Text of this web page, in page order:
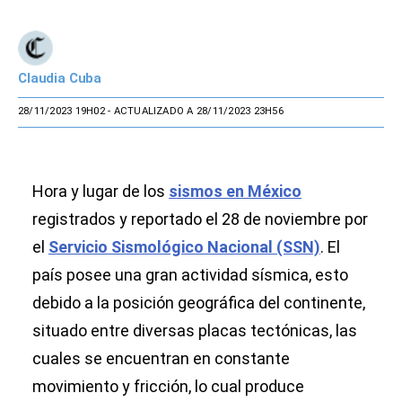
Claudia Cuba
28/11/2023 19H02- ACTUALIZADO A 28/11/2023 23H56
Hora y lugar de los sismos en México
registrados y reportado el 28 de noviembre por
el Servicio Sismológico Nacional (SSN). El
país posee una gran actividad sísmica, esto
debido a la posición geográfica del continente,
situado entre diversas placas tectónicas, las
cuales se encuentran en constante
movimiento y fricción, lo cual produce